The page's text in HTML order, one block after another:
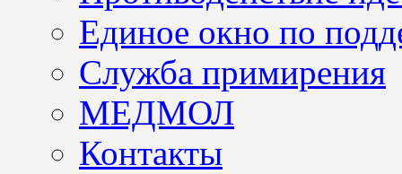
Единое окно по
Служба примирения
МЕДМОЛ
Контакты